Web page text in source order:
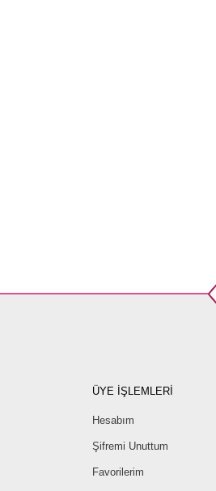
ÜYE İŞLEMLERİ
Hesabım
Şifremi Unuttum
Favorilerim